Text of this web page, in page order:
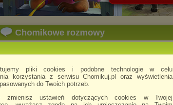
pliki cookies i podobne technologie w celu
korzystania z serwisu Chomikuj.pl oraz wyświetlenia
do Twoich potrzeb.
zmienisz ustawień dotyczących cookies w Twojej
Chomikowe rozmowy
Back2Rave napisano 15.04.2025 20:29